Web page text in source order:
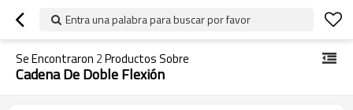
Entra una palabra para buscar por favor
Se Encontraron 2Productos Sobre
Cadena De Doble Flexión